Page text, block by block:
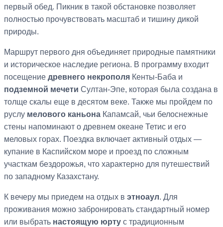
первый обед. Пикник в такой обстановке позволяет
полностью прочувствовать масштаб и тишину дикой
природы.
Маршрут первого дня объединяет природные памятники
и историческое наследие региона. В программу входит
посещение древнего некрополя Кенты-Баба и
подземной мечети Султан-Эпе, которая была создана в
толще скалы еще в десятом веке. Также мы пройдем по
руслу мелового каньона Капамсай, чьи белоснежные
стены напоминают о древнем океане Тетис и его
меловых горах. Поездка включает активный отдых —
купание в Каспийском море и проезд по сложным
участкам бездорожья, что характерно для путешествий
по западному Казахстану.
К вечеру мы приедем на отдых в этноаул. Для
проживания можно забронировать стандартный номер
или выбрать настоящую юрту с традиционным